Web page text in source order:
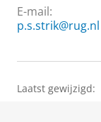
E-mail:
p.s.strik@rug.nl
Laatst gewijzigd: